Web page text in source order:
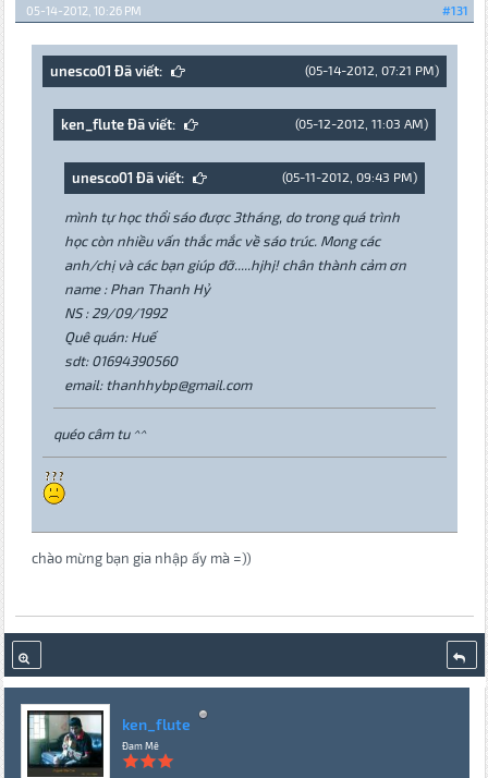
#131
05-14-2012, 10:26 PM
(05-14-2012, 07:21 PM)
unesco01 Đã viết:
(05-12-2012, 11:03 AM)
ken_flute Đã viết:
(05-11-2012, 09:43 PM)
unesco01 Đã viết:
mình tự học thổi sáo được 3tháng, do trong quá trình
học còn nhiều vấn thắc mắc về sáo trúc. Mong các
anh/chị và các bạn giúp đỡ.....hjhj! chân thành cảm ơn
name : Phan Thanh Hỷ
NS : 29/09/1992
Quê quán: Huế
sdt: 01694390560
email: thanhhybp@gmail.com
quéo câm tu ^^
chào mừng bạn gia nhập ấy mà =))
ken_flute
Đam Mê